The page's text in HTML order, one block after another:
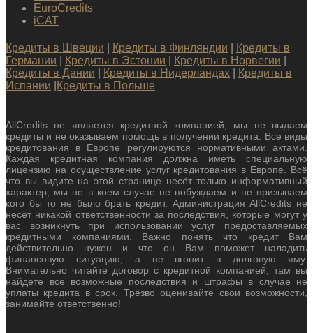
EuroCredits
iCAT
Кредиты в Швеции Кредиты в Финляндии
Кредиты в
Германии
Кредиты в Эстонии Кредиты в Норвегии
Кредиты в Дании
Кредиты в Нидерландах
Кредиты в
Испании
Кредиты в Польше
AllCredits не является кредитной компанией, мы не выдаем
кредиты и не оказываем помощь в получении кредита. Все виды
кредитования в Европе регулируются нормативными актами.
Каждая кредитная компания должна иметь специальную
лицензию на осуществление услуг кредитования в Европе. Всё
что вы видите на этой странице несёт только информативный
характер, мы не в коем случае не побуждаем и не призываем
кого бы то не было брать кредит. Администрация AllCredits не
несёт никакой ответственности за последствия, которые могут у
вас возникнуть при использовании услуг предоставляемых
кредитными компаниями. Важно понять что кредит Вам
действительно нужен и что он Вам поможет наладить
финансовую ситуацию, а не вгонит в долговую яму.
Внимательно читайте договор с кредитной компанией, там вы
найдете все возможные последствия и штрафы в случае не
уплаты кредита в срок. Трезво оценивайте свои возможности,
занимайте ответственно!